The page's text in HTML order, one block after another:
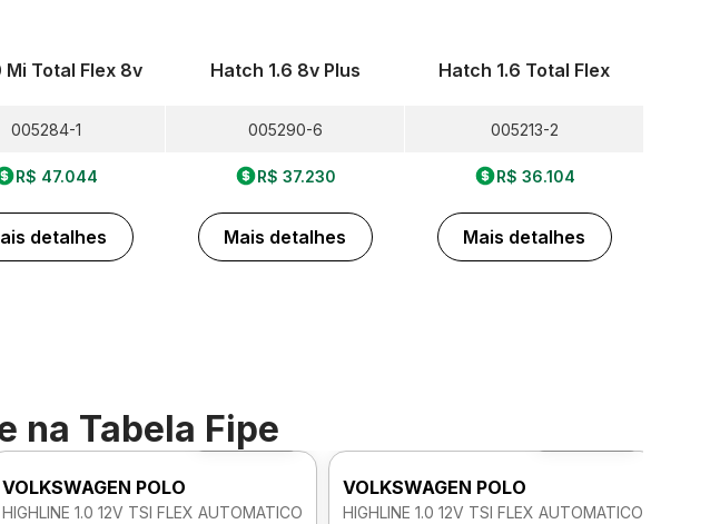
Mi Total Flex 8v
005284-1
R$ 47.044
detalhes
Hatch 1.6 8v Plus
005290-6
R$ 37.230
Mais detalhes
Hatch 1.6 Total Flex
005213-2
R$ 36.104
Mais detalhes
na Tabela Fipe
Foto 360º
VOLKSWAGEN POLO
HIGHLINE 1.0 12V TSI FLEX AUTOMATICO
VOLKSWAGEN POLO
HIGHLINE 1.0 12V TSI FLEX AUTOMATICO